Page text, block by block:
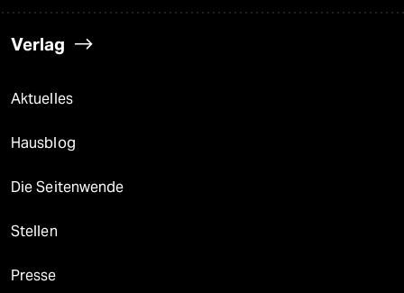
Verlag
Aktuelles
Hausblog
Die Seitenwende
Stellen
Presse